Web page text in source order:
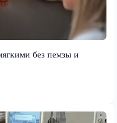
без пемзы и